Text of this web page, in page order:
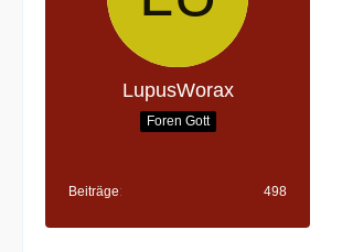
LupusWorax
Foren Gott
Beiträge 498